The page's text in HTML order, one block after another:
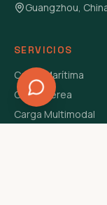
Guangzhou,
SERVICIOS
Carga Marítima
Carga Aérea
Carga Multimodal